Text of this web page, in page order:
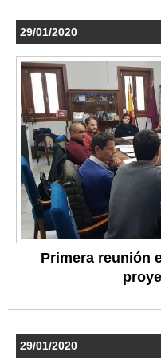
29/01/2020
Primera reunión
29/01/2020